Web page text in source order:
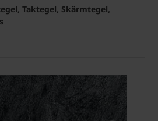
Taktegel, Skärmtegel,